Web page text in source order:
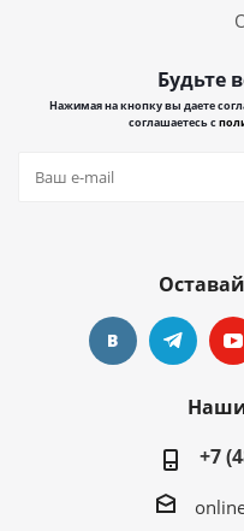
Будьте
Нажимая на кнопку вы даете
соглашаетесь с
+7